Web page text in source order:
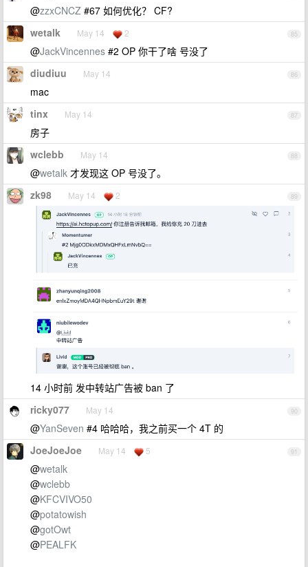
@zzxCNCZ #67 如何优化？ CF?
85
wetalk May 14 2
@JackVincennes #2 OP 你干了啥 号没了
86
diudiuu May 14
mac
87
tinx May 14
房子
88
wclebb May 14
@wetalk 才发现这 OP 号没了。
89
zk98 May 14 2
14 小时前 发中转站广告被 ban 了
90
ricky077 May 14
@YanSeven #4 哈哈哈，我之前买一个 4T 的
91
JoeJoeJoe May 14 5
@wetalk
@wclebb
@KFCVIVO50
@potatowish
@gotOwt
@PEALFK